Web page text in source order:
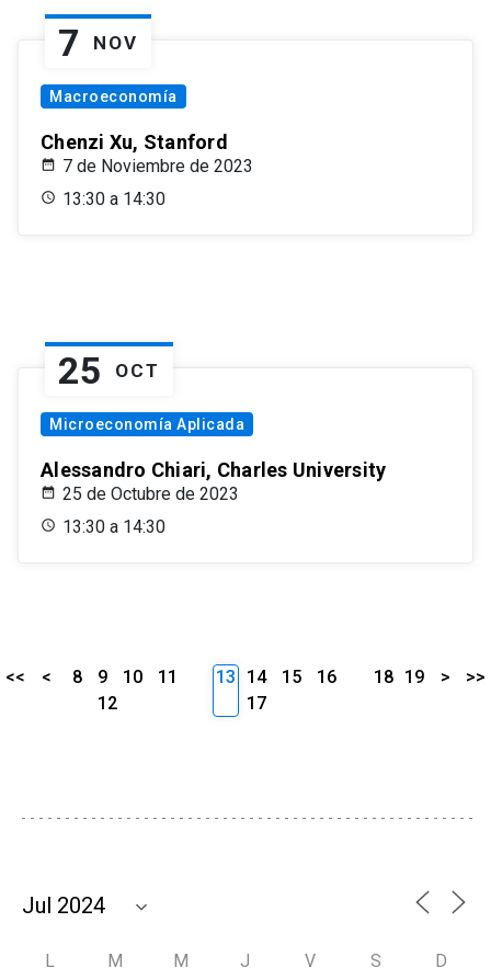
7 NOV
Macroeconomía
Chenzi Xu, Stanford
7 de Noviembre de 2023
13:30 a 14:30
25 OCT
Microeconomía Aplicada
Alessandro Chiari, Charles University
25 de Octubre de 2023
13:30 a 14:30
<< < 8 9 10
11
12
13 14 15
16
17
18 19 > >>
L M M J V S D